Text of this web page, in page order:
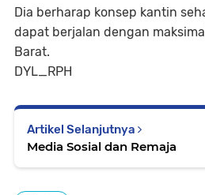
Dia berharap konsep kantin
dapat berjalan dengan
Barat.
DYL_RPH
Artikel Selanjutnya
Media Sosial dan Remaja